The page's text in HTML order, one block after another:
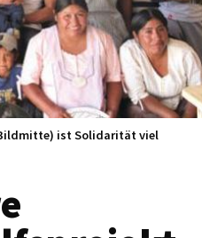
ist Solidarität viel